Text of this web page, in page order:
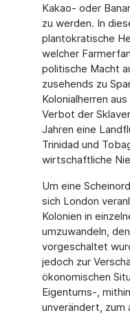
Kakao- oder
zu werden. In
plantokratische
welcher
politische Macht
zuse­hends zu
Kolonialherren
Verbot der
Jahren eine
Trinidad und
wirtschaftliche
Um eine
sich London
Kolonien in
umzuwandeln,
vorgeschaltet
jedoch zur
ökonomischen
Eigentums-,
unverändert, zum